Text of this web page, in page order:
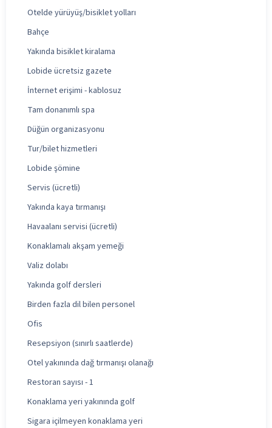
Otelde yürüyüş/bisiklet yolları
Bahçe
Yakında bisiklet kiralama
Lobide ücretsiz gazete
İnternet erişimi - kablosuz
Tam donanımlı spa
Düğün organizasyonu
Tur/bilet hizmetleri
Lobide şömine
Servis (ücretli)
Yakında kaya tırmanışı
Havaalanı servisi (ücretli)
Konaklamalı akşam yemeği
Valiz dolabı
Yakında golf dersleri
Birden fazla dil bilen personel
Ofis
Resepsiyon (sınırlı saatlerde)
Otel yakınında dağ tırmanışı olanağı
Restoran sayısı - 1
Konaklama yeri yakınında golf
Sigara içilmeyen konaklama yeri